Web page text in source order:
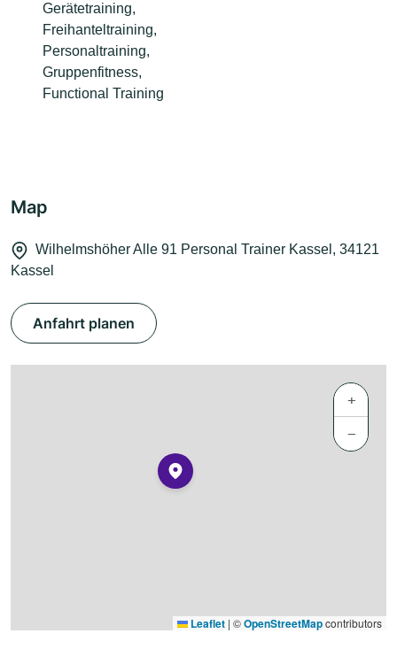
Gerätetraining,
Freihanteltraining,
Personaltraining,
Gruppenfitness,
Functional Training
Map
Wilhelmshöher Alle 91 Personal Trainer Kassel, 34121
Kassel
Anfahrt planen
+
−
Leaflet | ©OpenStreetMapcontributors